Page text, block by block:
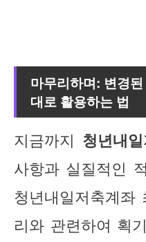
마무리하며: 변경
대로 활용하는 법
지금까지 청년내
사항과 실질적인
청년내일저축계좌
리와 관련하여 획